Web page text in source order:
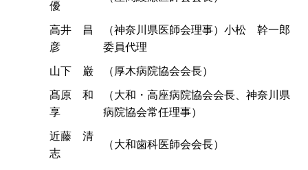
優
高井 昌
彦
（神奈川県医師会理事）小松 幹一郎
委員代理
山下 巌 （厚木病院協会会長）
髙原 和
享
（大和・高座病院協会会長、神奈川県
病院協会常任理事）
近藤 清
志
（大和歯科医師会会長）